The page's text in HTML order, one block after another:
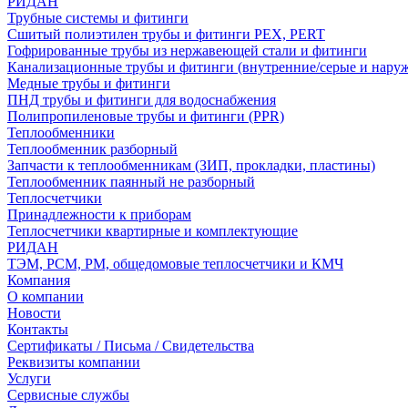
Трубные системы и фитинги
Сшитый полиэтилен трубы и фитинги PEX, PERT
Гофрированные трубы из нержавеющей стали и фитинги
Канализационные трубы и фитинги (внутренние/серые и
Медные трубы и фитинги
ПНД трубы и фитинги для водоснабжения
Полипропиленовые трубы и фитинги (PPR)
Теплообменники
Теплообменник разборный
Запчасти к теплообменникам (ЗИП, прокладки, пластины)
Теплообменник паянный не разборный
Теплосчетчики
Принадлежности к приборам
Теплосчетчики квартирные и комплектующие
РИДАН
ТЭМ, РСМ, РМ, общедомовые теплосчетчики и КМЧ
Компания
О компании
Новости
Контакты
Сертификаты / Письма / Свидетельства
Реквизиты компании
Услуги
Сервисные службы